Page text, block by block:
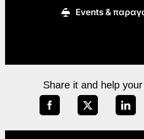
Εvents &
Share it and help